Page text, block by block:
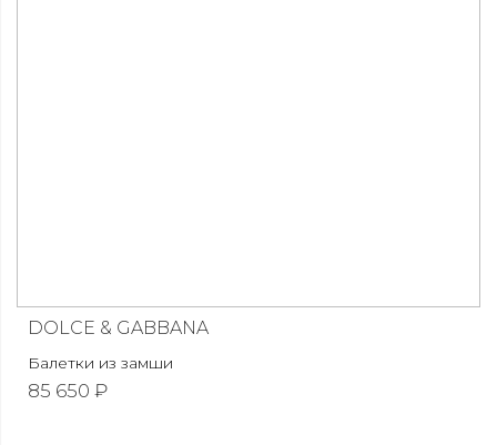
DOLCE & GABBANA
Балетки из замши
85 650 ₽